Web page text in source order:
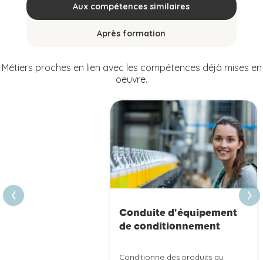
Aux compétences similaires
Après formation
Métiers proches en lien avec les compétences déjà mises en
oeuvre.
Conduite d'équipement
de conditionnement
Conditionne des produits au
‹
›